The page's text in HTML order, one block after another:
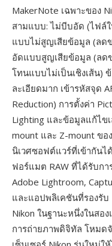
MakerNote เฉพาะของ
สามแบบ: ไม่บีบอัด (ไฟล์
แบบไม่สูญเสียข้อมูล (ลด
อัดแบบสูญเสียข้อมูล (ลด
โทนแบบไม่เป็นเชิงเส้น)
ละเอียดมาก เข้ารหัสจุด
Reduction) การตั้งค่า
Lighting และข้อมูลแก้ไข
mount และ Z-mount ขอ
นิเวศซอฟต์แวร์ที่เข้ากันไ
ฟอร์แมต RAW ที่ได้รับก
Adobe Lightroom,
และแอปพลิเคชันที่รองรั
Nikon ในฐานะหนึ่งในส
การถ่ายภาพดิจิทัล โหม